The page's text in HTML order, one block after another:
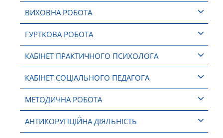
ВИХОВНА РОБОТА
ГУРТКОВА РОБОТА
КАБІНЕТ ПРАКТИЧНОГО ПСИХОЛОГА
КАБІНЕТ СОЦІАЛЬНОГО ПЕДАГОГА
МЕТОДИЧНА РОБОТА
АНТИКОРУПЦІЙНА ДІЯЛЬНІСТЬ